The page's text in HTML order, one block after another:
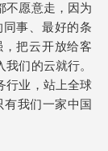
不愿意走，因为
事、最好的条
把云开放给客
们的云就行。
行业，站上全球
有我们一家中国